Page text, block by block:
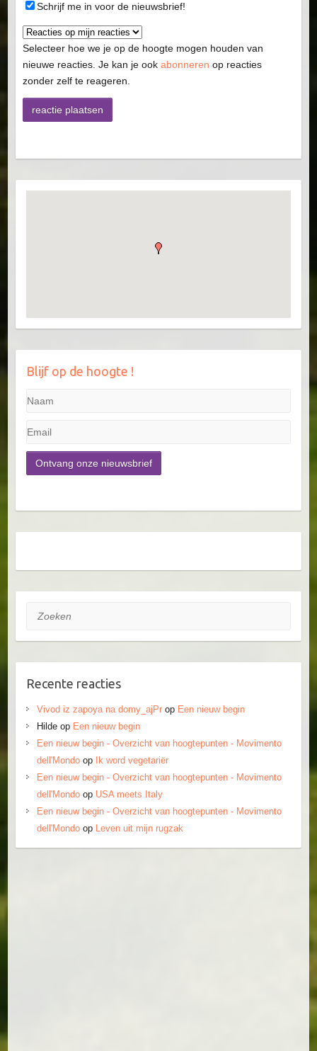
Schrijf me in voor de nieuwsbrief!
Selecteer hoe we je op de hoogte mogen houden van
nieuwe reacties. Je kan je ook abonneren op reacties
zonder zelf te reageren.
Blijf op de hoogte !
Zoeken
Recente reacties
Vivod iz zapoya na domy_ajProp Een nieuw begin
Hildeop Een nieuw begin
Een nieuw begin - Overzicht van hoogtepunten - Movimento
dell'Mondoop
Ik word vegetariër
Een nieuw begin - Overzicht van hoogtepunten - Movimento
dell'Mondoop USA meets Italy
Een nieuw begin - Overzicht van hoogtepunten - Movimento
dell'Mondoop Leven uit mijn rugzak